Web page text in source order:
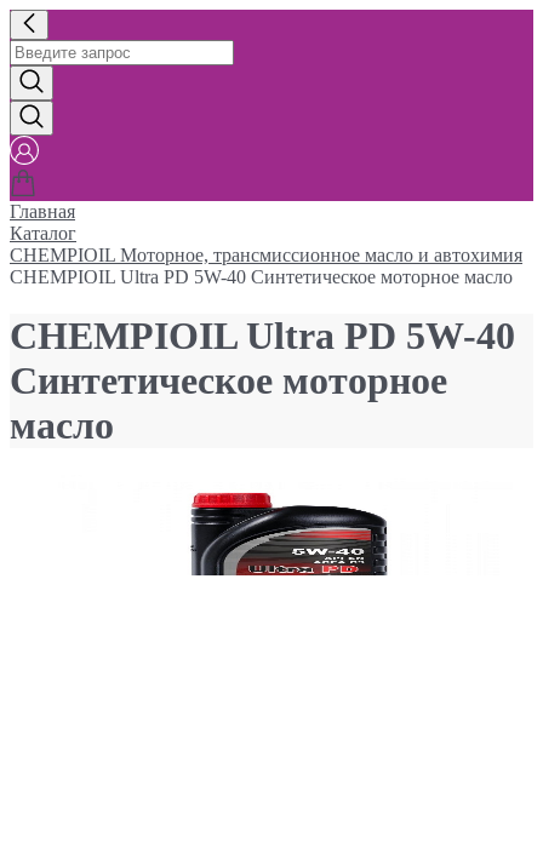
Главная
Каталог
CHEMPIOIL Моторное, трансмиссионное масло и автохимия
CHEMPIOIL Ultra PD 5W-40 Синтетическое моторное масло
CHEMPIOIL Ultra PD 5W-40
Синтетическое моторное
масло